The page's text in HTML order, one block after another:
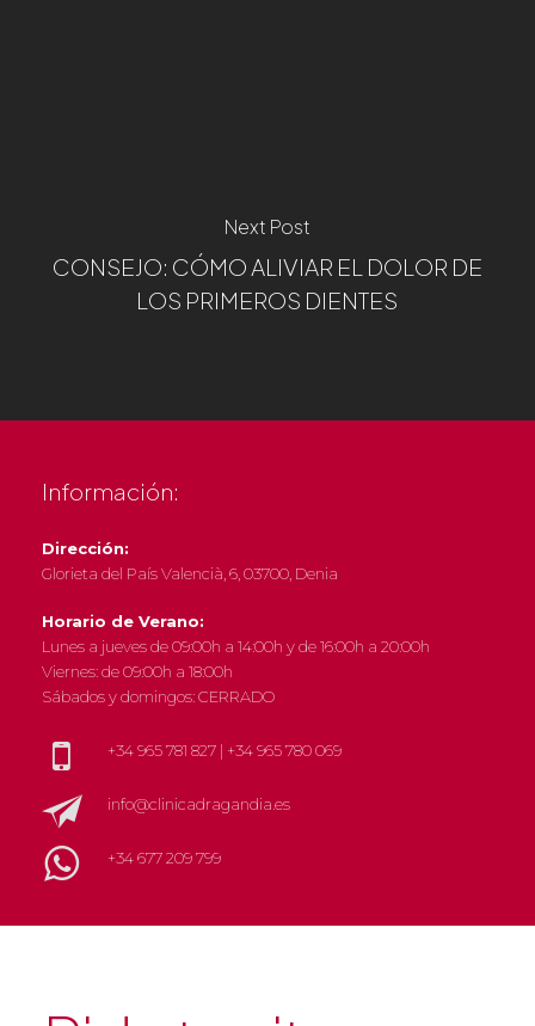
Next Post
CONSEJO: CÓMO ALIVIAR EL DOLOR DE
LOS PRIMEROS DIENTES
Información:
Dirección:
Glorieta del País Valencià, 6, 03700, Denia
Horario de Verano:
Lunes a jueves de 09:00h a 14:00h y de 16:00h a 20:00h
Viernes: de 09:00h a 18:00h
Sábados y domingos: CERRADO
+34 965 781 827| +34 965 780 069
info@clinicadragandia.es
+34 677 209 799